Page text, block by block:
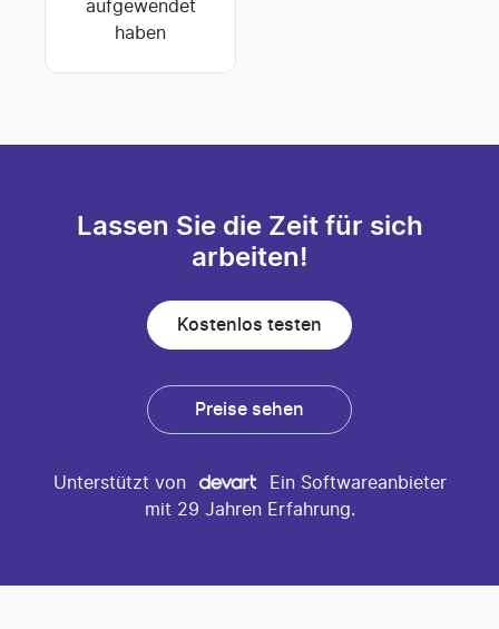
aufgewendet
haben
Lassen Sie die Zeit für sich
arbeiten!
Kostenlos testen
Preise sehen
Unterstützt von
Ein Softwareanbieter
mit 29 Jahren Erfahrung.